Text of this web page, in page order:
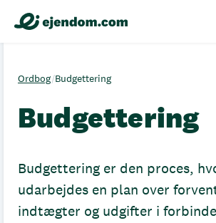
Ordbog/Budgettering
Budgettering
Budgettering er den proces,
udarbejdes en plan over
indtægter og udgifter i